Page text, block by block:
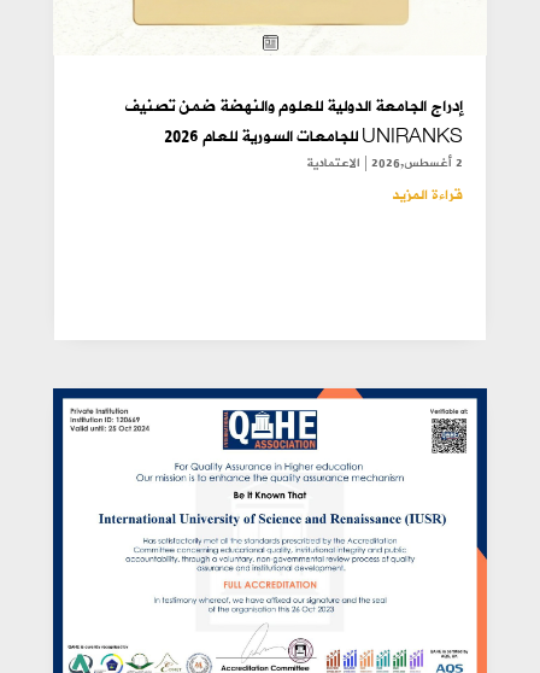
إدراج الجامعة الدولية للعلوم والنهضة ضمن تصنيف
UNIRANKS للجامعات السورية للعام 2026
2 أغسطس,2026 | الاعتمادية
قراءة المزيد